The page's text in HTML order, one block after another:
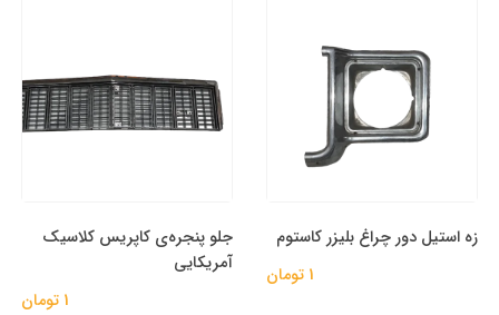
زه استیل دور چراغ بلیزر کاستوم
1 تومان
جلو پنجره‌ی کاپریس کلاسیک
آمریکایی
1 تومان